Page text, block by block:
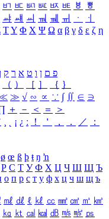
ㅲ ㅳ ㅴ ㅵ ㅶ ㅷ ㅸ
ㅹ
ㆇ ㆈ ㆉ ㆊ ㆋ ㆌ ㆍ
ㆎ
ΤΥ Φ Χ Ψ Ω α β γ δ ε ζ η
פ ם ן ו ט א ר ק
（ ） ［ ］ ｛ ｝
≫ √ ∽ ∝ ∵ ∫ ∬ ∈ ∋
＋ － ＜ ＝
＞
˙ ¸ ¡ ¿ ː ！ ＇ ， ． ／
：
ø œ ß þ ŧ ŋ ŉ
Р С Т У Ф Х Ц Ч Ш Щ Ъ
о п р с т у ф х ц ч ш щ ъ
㎖ ㎗ ℓ ㎘ ㏄ ㎣ ㎤ ㎥ ㎦
㎏ ㏏ ㎈ ㎉ ㏈ ㎧ ㎨ ㎰